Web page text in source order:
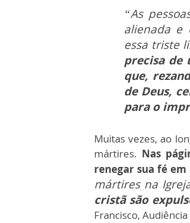
“As
alienada e
essa triste
precisa de
que,
de Deus,
para o
Muitas vezes, ao
mártires. Nas
renegar sua fé
mártires na
cristã são
Francisco,